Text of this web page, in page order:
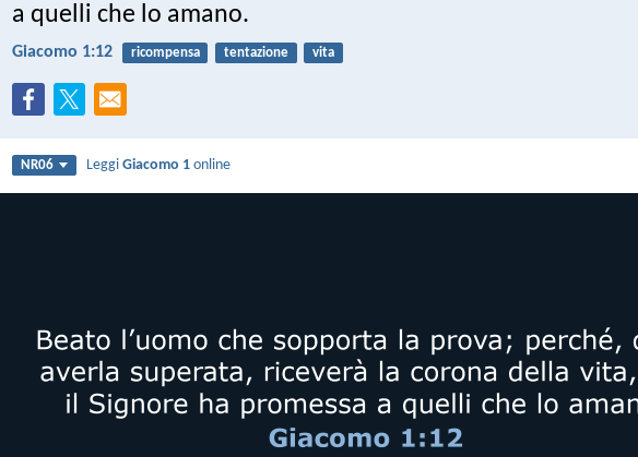
a quelli che lo amano.
Giacomo 1:12 ricompensa tentazione vita
NR06 LeggiGiacomo 1 online